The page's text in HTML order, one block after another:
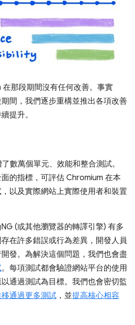
那段期間沒有任何改善。事實
間，我們逐步重構並推出各項改善
提升。
數萬個單元、效能和整合測試。
的指標，可評估 Chromium 在本
以及實際網站上實際使用者和裝置
(或其他瀏覽器的轉譯引擎) 有多
在許多錯誤或行為差異，開發人員
發。為解決這個問題，我們也會盡
。每項測試都會驗證網站平台的使用
通過測試為目標。我們也會密切監
通過更多測試 ，並提高核心相容